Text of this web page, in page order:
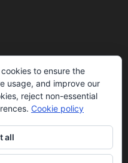
to ensure the
usage, and improve our
reject non-essential
Cookie policy
all